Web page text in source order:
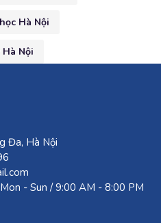
Hà Nội
Nội
Đa, Hà Nội
Mon - Sun / 9:00 AM - 8:00 PM